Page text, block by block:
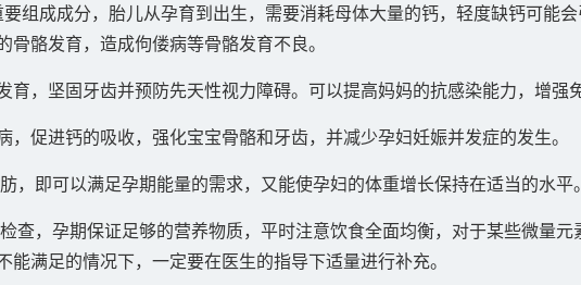
组成成分，胎儿从孕育到出生，需要消耗母体大量的钙，轻度缺钙可能
骨骼发育，造成佝偻病等骨骼发育不良。
，坚固牙齿并预防先天性视力障碍。可以提高妈妈的抗感染能力，增强免
促进钙的吸收，强化宝宝骨骼和牙齿，并减少孕妇妊娠并发症的发生。
即可以满足孕期能量的需求，又能使孕妇的体重增长保持在适当的水平。
查，孕期保证足够的营养物质，平时注意饮食全面均衡，对于某些微量元
能满足的情况下，一定要在医生的指导下适量进行补充。